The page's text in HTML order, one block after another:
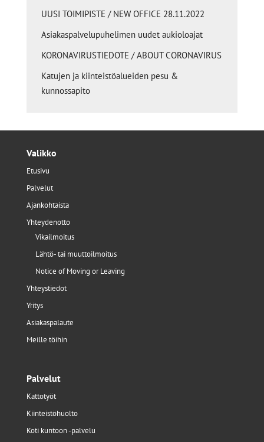
UUSI TOIMIPISTE / NEW OFFICE 28.11.2022
Asiakaspalvelupuhelimen uudet aukioloajat
KORONAVIRUSTIEDOTE / ABOUT CORONAVIRUS
Katujen ja kiinteistöalueiden pesu &
kunnossapito
Valikko
Etusivu
Palvelut
Ajankohtaista
Yhteydenotto
Vikailmoitus
Lähtö- tai muuttoilmoitus
Notice of Moving or Leaving
Yhteystiedot
Yritys
Asiakaspalaute
Meille töihin
Palvelut
Kattotyöt
Kiinteistöhuolto
Koti kuntoon -palvelu